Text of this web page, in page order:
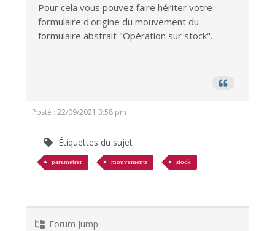
Pour cela vous pouvez faire hériter votre
formulaire d'origine du mouvement du
formulaire abstrait "Opération sur stock".
Posté : 22/09/2021 3:58 pm
Étiquettes du sujet
parametrer mouvements stock
Forum Jump: